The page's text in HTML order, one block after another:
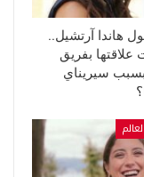
هاندا آرتشيل..
علاقتها بفريق
بسبب سيريناي